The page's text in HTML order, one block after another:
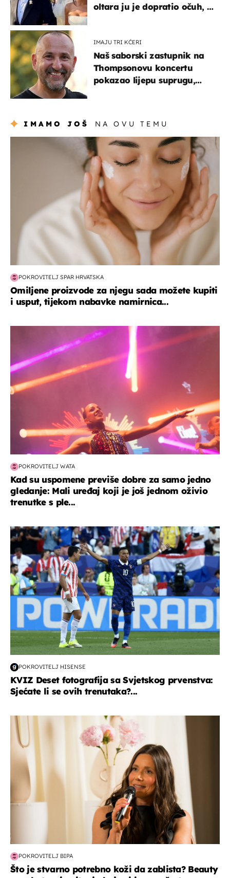
oltara ju je dopratio očuh, a
IMAJU TRI KĆERI
Naš saborski zastupnik na
Thompsonovu koncertu
pokazao lijepu suprugu,
IMAMO JOŠ NA OVU TEMU
moda & ljepota
POKROVITELJ SPAR HRVATSKA
Omiljene proizvode za njegu sada možete kupiti
i usput, tijekom nabavke namirnica...
POKROVITELJ WATA
Kad su uspomene previše dobre za samo jedno
gledanje: Mali uređaj koji je još jednom oživio
trenutke s ple...
svjetsko prvenstvo 2026
POKROVITELJ HISENSE
KVIZ Deset fotografija sa Svjetskog prvenstva:
Sjećate li se ovih trenutaka?...
moda & ljepota
POKROVITELJ BIPA
Što je stvarno potrebno koži da zablista? Beauty